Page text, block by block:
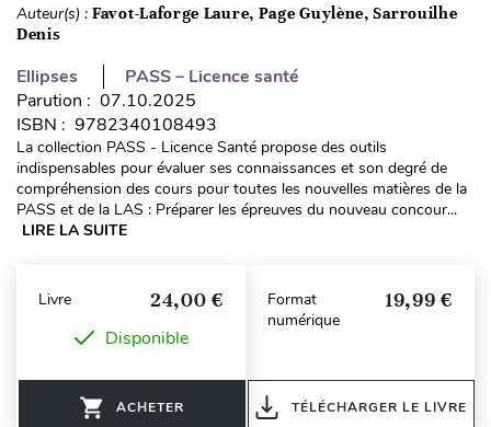
Auteur(s) : Favot-Laforge Laure, Page Guylène, Sarrouilhe
Denis
Ellipses
PASS – Licence santé
Parution : 07.10.2025
ISBN : 9782340108493
La collection PASS - Licence Santé propose des outils
indispensables pour évaluer ses connaissances et son degré de
compréhension des cours pour toutes les nouvelles matières de la
PASS et de la LAS : Préparer les épreuves du nouveau concour...
LIRE LA SUITE
Livre 24,00 €
Disponible
ACHETER
Format
numérique
19,99 €
TÉLÉCHARGER LE LIVRE